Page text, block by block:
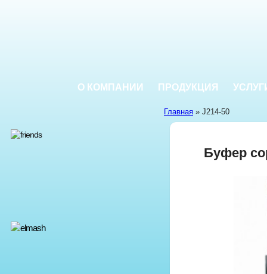
О КОМПАНИИ ПРОДУКЦИЯ
Главная » J214-50
Буфер